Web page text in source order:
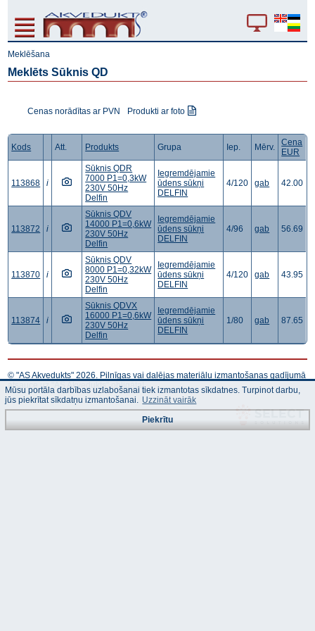
Meklēšana
Meklēts Sūknis QD
Cenas norādītas ar PVN Produkti ar foto
Kods Att. Produkts Grupa Iep. Mērv.
Cena
EUR
113868 i
Sūknis QDR
7000 P1=0,3kW
230V 50Hz
Delfin
Iegremdējamie
ūdens sūkņi
DELFIN
4/120 gab 42.00
113872 i
Sūknis QDV
14000 P1=0,6kW
230V 50Hz
Delfin
Iegremdējamie
ūdens sūkņi
DELFIN
4/96 gab 56.69
113870 i
Sūknis QDV
8000 P1=0,32kW
230V 50Hz
Delfin
Iegremdējamie
ūdens sūkņi
DELFIN
4/120 gab 43.95
113874 i
Sūknis QDVX
16000 P1=0,6kW
230V 50Hz
Delfin
Iegremdējamie
ūdens sūkņi
DELFIN
1/80 gab 87.65
© "AS Akvedukts" 2026. Pilnīgas vai daļējas materiālu izmantošanas gadījumā
atsauce uz "AS Akvedukts" obligāta!
Mūsu portāla darbības uzlabošanai tiek izmantotas sīkdatnes. Turpinot darbu,
jūs piekrītat sīkdatņu izmantošanai. Uzzināt vairāk
Piekrītu